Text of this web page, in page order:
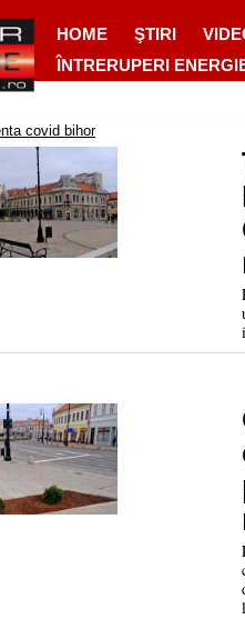
HOME ŞTIRI
ÎNTRERUPERI
covid bihor